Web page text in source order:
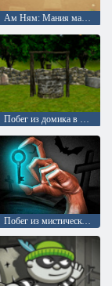
Ам Ням: Мания манго
Побег из домика в лесу: эпизод 1
Побег из мистической комнаты